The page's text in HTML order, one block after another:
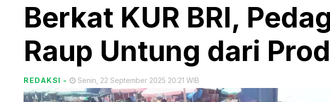
Berkat KUR BRI,
Raup Untung dari
REDAKSI - Senin, 22 September 2025 20:21 WIB